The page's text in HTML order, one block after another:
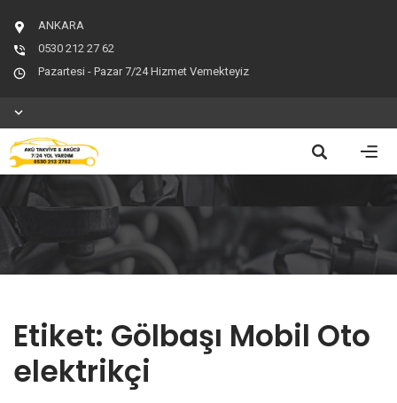
ANKARA
0530 212 27 62
Pazartesi - Pazar 7/24 Hizmet Vemekteyiz
Etiket: Gölbaşı Mobil Oto
elektrikçi